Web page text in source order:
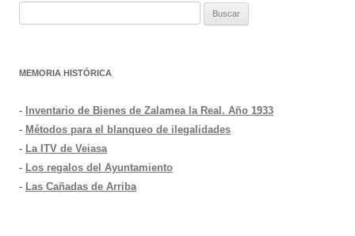
MEMORIA HISTÓRICA
- Inventario de Bienes de Zalamea la Real. Año 1933
- Métodos para el blanqueo de ilegalidades
- La ITV de Veiasa
- Los regalos del Ayuntamiento
- Las Cañadas de Arriba